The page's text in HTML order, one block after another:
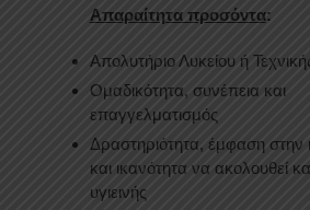
Απαραίτητα προσόντα:
Απολυτήριο Λυκείου ή
Ομαδικότητα, συνέπεια και
επαγγελματισμός
Δραστηριότητα, έμφαση στην
και ικανότητα να ακολουθεί
υγιεινής